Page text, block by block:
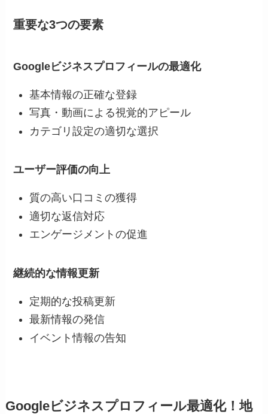
重要な3つの要素
Googleビジネスプロフィールの最適化
基本情報の正確な登録
写真・動画による視覚的アピール
カテゴリ設定の適切な選択
ユーザー評価の向上
質の高い口コミの獲得
適切な返信対応
エンゲージメントの促進
継続的な情報更新
定期的な投稿更新
最新情報の発信
イベント情報の告知
Googleビジネスプロフィール最適化！地